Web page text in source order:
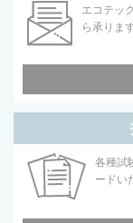
エコテッ
ら承ります
各種試
ードい